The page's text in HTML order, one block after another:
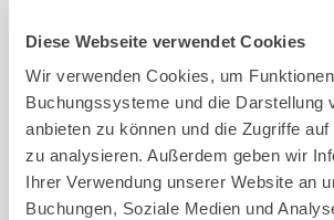
Diese Webseite verwendet Cookies
Wir verwenden Cookies, um
Buchungssysteme und die Darstellung
anbieten zu können und die Zugriffe
zu analysieren. Außerdem geben wir
Ihrer Verwendung unserer Website an
Buchungen, Soziale Medien und